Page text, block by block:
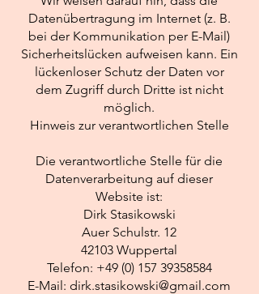
Datenübertragung im Internet (z. B.
bei der Kommunikation per E-Mail)
Sicherheitslücken aufweisen kann. Ein
lückenloser Schutz der Daten vor
dem Zugriff durch Dritte ist nicht
möglich.
Hinweis zur verantwortlichen Stelle
Die verantwortliche Stelle für die
Datenverarbeitung auf dieser
Website ist:
Dirk Stasikowski
Auer Schulstr. 12
42103 Wuppertal
Telefon: +49 (0) 157 39358584
E-Mail: dirk.stasikowski@gmail.com